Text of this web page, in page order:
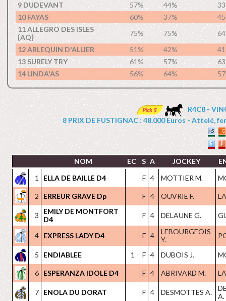
9 DUDEVANT
57% 44%
10 FAYAS
60% 37%
11 ALLEGRO DES ISLES
{AQ}
75% 75%
12 ARLEQUIN D'ALLIER
51% 42%
13 SURELY TRY
61% 57%
14 LINDA'AS
56% 64%
R4C8 -
8 PRIX DE FUSTIGNAC : 48.000 Euros - Attelé,
NOM EC S A JOCKEY
1
ELLA DE BAILLE D4 F 4 MOTTIER M.
2 ERREUR GRAVE Dp F 4 OUVRIE F.
3
EMILY DE MONTFORT
D4
F 4 DELAUNE G.
4 EXPRESS LADY D4 F 4
LEBOURGEOIS
Y.
5 ENDIABLEE 1 F 4 DUBOIS J.
6 ESPERANZA IDOLE D4 F 4 ABRIVARD M.
7 ENOLA DU DORAT F 4 DESMOTTES A.
A.